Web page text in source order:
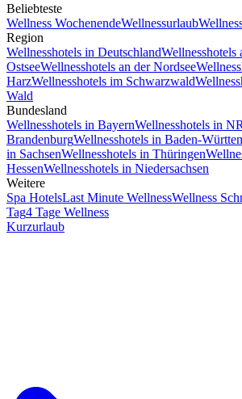
Beliebteste
Wellness WochenendeWellnessurlaub
Region
Wellnesshotels in DeutschlandWellnesshotels
OstseeWellnesshotels an der Nordsee
HarzWellnesshotels im Schwarzwald
Wald
Bundesland
Wellnesshotels in BayernWellnesshotels in
BrandenburgWellnesshotels in Baden-
in SachsenWellnesshotels in Thüringen
HessenWellnesshotels in Niedersachsen
Weitere
Spa HotelsLast Minute WellnessWellness
Tag4 Tage Wellness
Kurzurlaub